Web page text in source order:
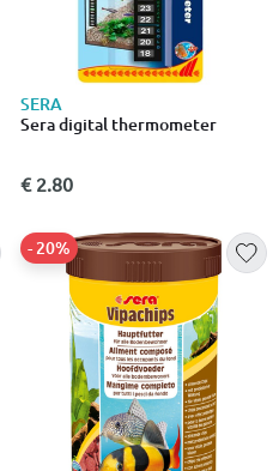
SERA
Sera digital thermometer
€ 2.80
- 20%